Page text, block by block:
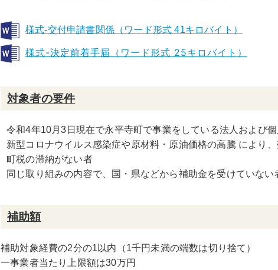
様式-交付申請書関係（ワード形式 41キロバイト）
様式-決定前着手届（ワード形式 25キロバイト）
対象者の要件
令和4年10月3日現在で永平寺町で事業をしている法人および
新型コロナウイルス感染症や原材料・原油価格の高騰 により
町税の滞納がない者
同じ取り組みの内容で、国・県などから補助金を受けていない
補助額
補助対象経費の2分の1以内（1千円未満の端数は切り捨て）
一事業者当たり上限額は30万円